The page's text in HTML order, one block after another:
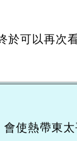
於可以再次
使熱帶東